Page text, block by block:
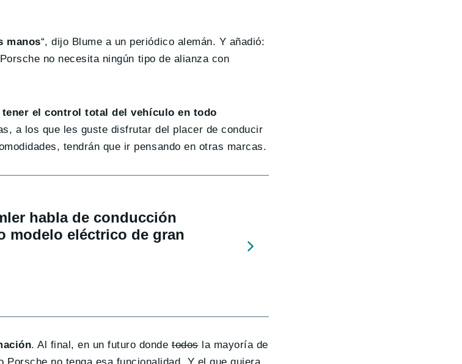
manos“, dijo Blume a un periódico alemán. Y añadió:
no necesita ningún tipo de alianza con
tener el control total del vehículo en todo
a los que les guste disfrutar del placer de conducir
tendrán que ir pensando en otras marcas.
habla de conducción
modelo eléctrico de gran
. Al final, en un futuro dondetodosla mayoría de